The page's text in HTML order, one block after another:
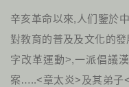
辛亥革命以來,人们鑒於
對教育的普及及文化的
字改革運動>,一派倡議
案…..<章太炎>及其弟子